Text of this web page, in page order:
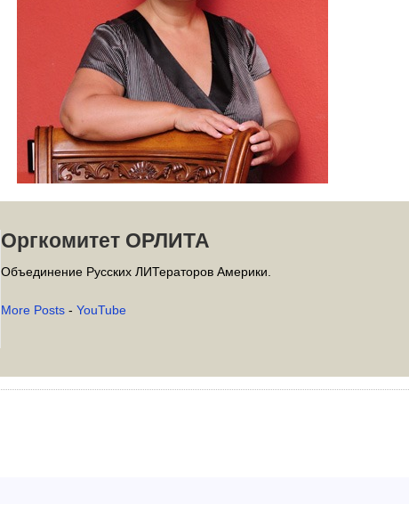
Оргкомитет ОРЛИТА
Объединение Русских ЛИТераторов Америки.
More Posts - YouTube